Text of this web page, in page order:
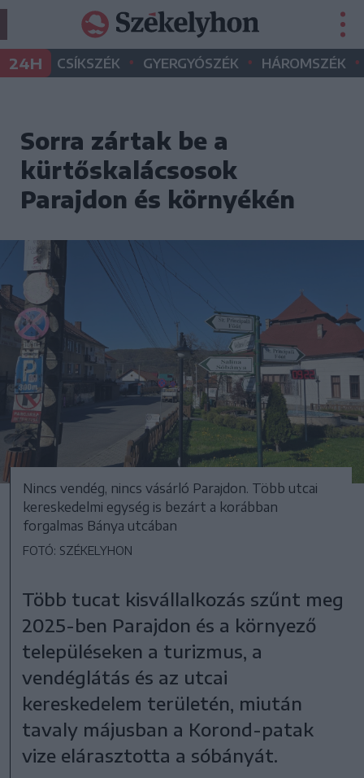
24H CSÍKSZÉK • GYERGYÓSZÉK • HÁROMSZÉK •
Sorra zártak be a
kürtőskalácsosok
Parajdon és környékén
Nincs vendég, nincs vásárló Parajdon. Több utcai
kereskedelmi egység is bezárt a korábban
forgalmas Bánya utcában
FOTÓ: SZÉKELYHON
Több tucat kisvállalkozás szűnt meg
2025-ben Parajdon és a környező
településeken a turizmus, a
vendéglátás és az utcai
kereskedelem területén, miután
tavaly májusban a Korond-patak
vize elárasztotta a sóbányát.